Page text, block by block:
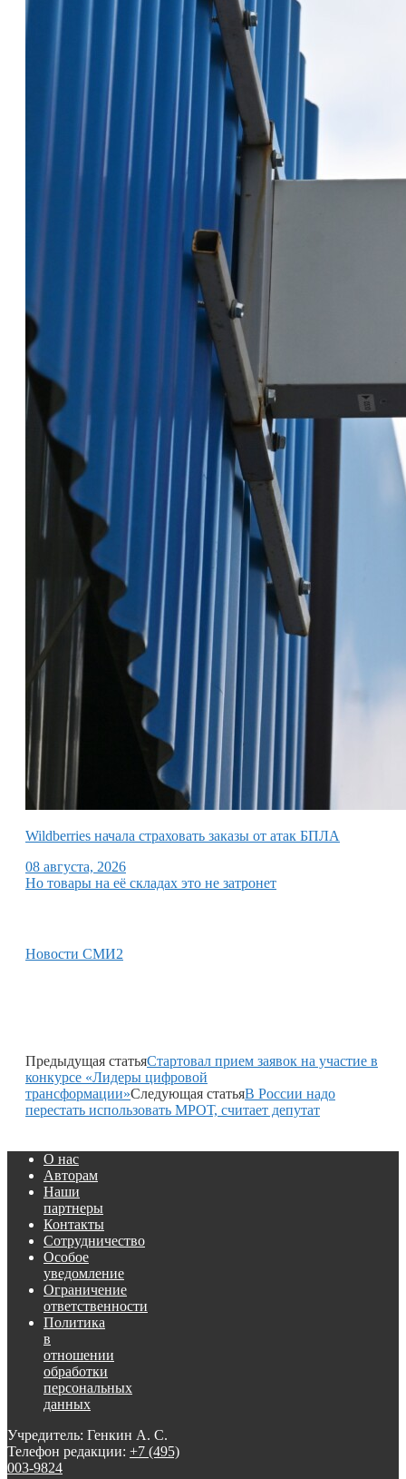
Wildberries начала страховать заказы от атак БПЛА
08 августа, 2026
Но товары на её складах это не затронет
Новости СМИ2
Предыдущая статьяСтартовал прием заявок на участие в
конкурсе «Лидеры цифровой
трансформации»Следующая статьяВ России надо
перестать использовать МРОТ, считает депутат
О нас
Авторам
Наши
партнеры
Контакты
Сотрудничество
Особое
уведомление
Ограничение
ответственности
Политика
в
отношении
обработки
персональных
данных
Учредитель: Генкин А. С.
Телефон редакции: +7 (495)
003-9824